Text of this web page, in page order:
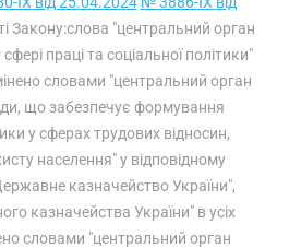
Закону:слова "центральний орган
праці та соціальної політики"
словами "центральний орган
що забезпечує формування
у сферах трудових відносин,
населення" у відповідному
казначейство України",
казначейства України" в усіх
словами "центральний орган